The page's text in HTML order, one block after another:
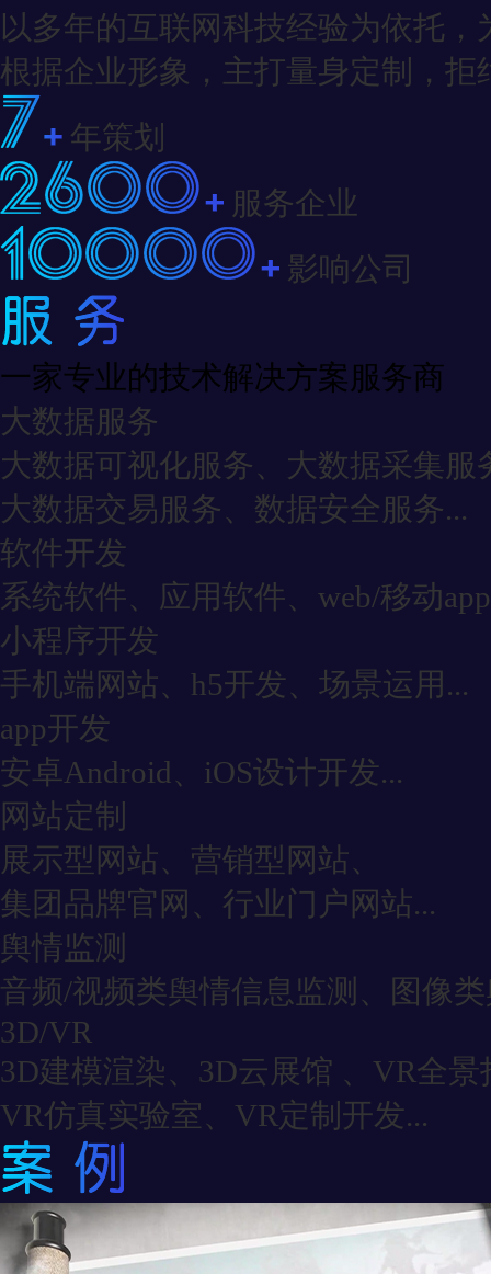
以多年的互联网科技经验为依托
根据企业形象，主打量身定制，
年策划
服务企业
影响公司
一家专业的技术解决方案服务商
大数据服务
大数据可视化服务、大数据采集服
大数据交易服务、数据安全服务...
软件开发
系统软件、应用软件、web/移动
小程序开发
手机端网站、h5开发、场景运用...
app开发
安卓Android、iOS设计开发...
网站定制
展示型网站、营销型网站、
集团品牌官网、行业门户网站...
舆情监测
音频/视频类舆情信息监测、图像
3D/VR
3D建模渲染、3D云展馆 、VR全景
VR仿真实验室、VR定制开发...